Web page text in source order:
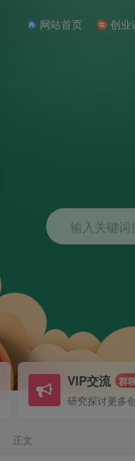
网站首页 创业
输入关键词
VIP交流 群
正文